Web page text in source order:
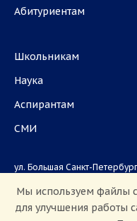
Абитуриентам
Школьникам
Наука
Аспирантам
СМИ
ул. Большая Санкт-
Приемная комиссия:
Мы используем файлы
для улучшения работы